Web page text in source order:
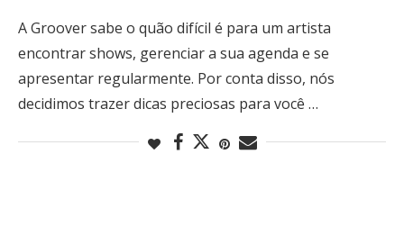
A Groover sabe o quão difícil é para um artista
encontrar shows, gerenciar a sua agenda e se
apresentar regularmente. Por conta disso, nós
decidimos trazer dicas preciosas para você …